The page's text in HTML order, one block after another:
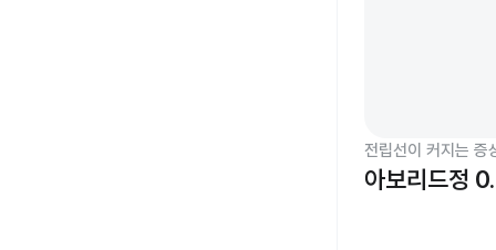
전립선이 커지는 증
아보리드정